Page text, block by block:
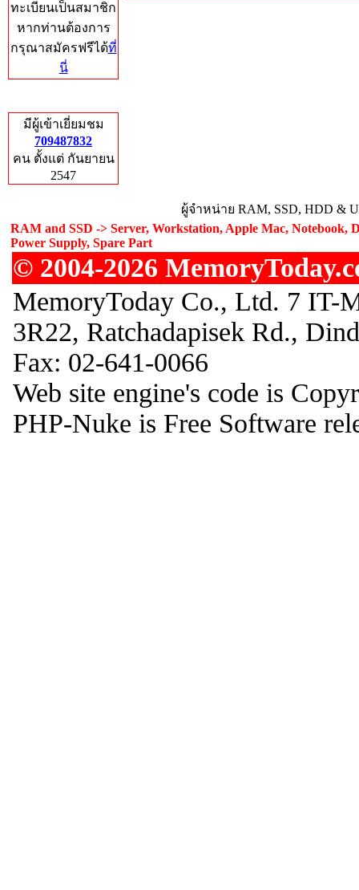
ทะเบียนเป็นสมาชิก
หากท่านต้องการ
กรุณาสมัครฟรีได้ที่
นี่
มีผู้เข้าเยี่ยมชม
709487832
คน ตั้งแต่ กันยายน
2547
ผู้จำหน่าย RAM, SSD, HDD &
RAM and SSD -> Server, Workstation, Apple Mac, Notebook,
Power Supply, Spare Part
© 2004-2026
MemoryToday Co., Ltd. 7 IT-
3R22, Ratchadapisek Rd.,
Fax: 02-641-0066
Web site engine's code is
PHP-Nuke is Free Software